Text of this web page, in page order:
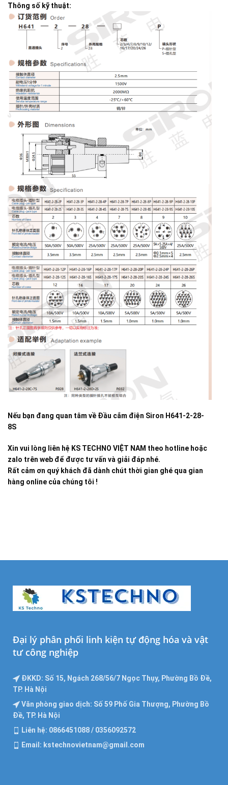
Thông số kỹ thuật:
Nếu bạn đang quan tâm về Đầu cắm điện Siron H641-2-28-
8S
Xin vui lòng liên hệ KS TECHNO VIỆT NAM theo hotline hoặc
zalo trên web để được tư vấn và giải đáp nhé.
Rất cảm ơn quý khách đã dành chút thời gian ghé qua gian
hàng online của chúng tôi !
Đại lý phân phối linh kiện tự động hóa và vật
tư công nghiệp
ĐKKD: Số 15, Ngách 268/56/7 Ngọc Thụy, Phường Bồ Đề,
TP. Hà Nội
Văn phòng giao dịch: Số 59 Phố Gia Thượng, Phường Bồ
Đề, TP. Hà Nội
Liên hệ: 0866451088 / 0356092572
Email: kstechnovietnam@gmail.com